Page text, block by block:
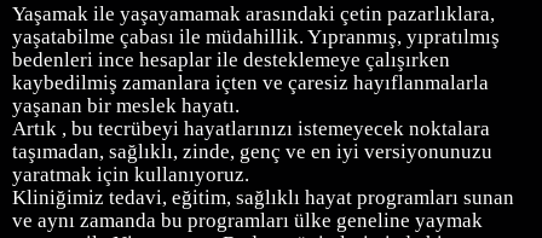
Yaşamak ile yaşayamamak arasındaki çetin pazarlıklara,
yaşatabilme çabası ile müdahillik. Yıpranmış, yıpratılmış
bedenleri ince hesaplar ile desteklemeye çalışırken
kaybedilmiş zamanlara içten ve çaresiz hayıflanmalarla
yaşanan bir meslek hayatı.
Artık , bu tecrübeyi hayatlarınızı istemeyecek noktalara
taşımadan, sağlıklı, zinde, genç ve en iyi versiyonunuzu
yaratmak için kullanıyoruz.
Kliniğimiz tedavi, eğitim, sağlıklı hayat programları sunan
ve aynı zamanda bu programları ülke geneline yaymak